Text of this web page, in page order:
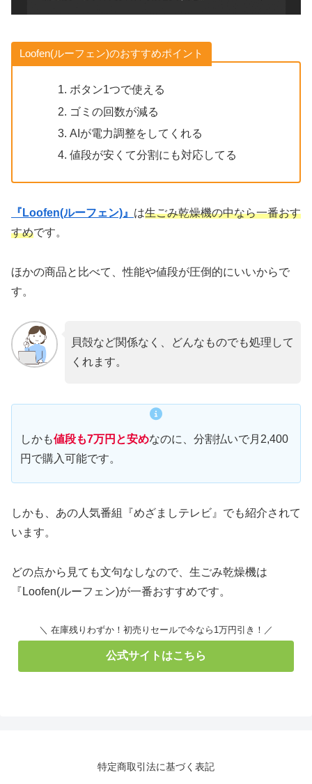
Loofen(ルーフェン)のおすすめポイント
ボタン1つで使える
ゴミの回数が減る
AIが電力調整をしてくれる
値段が安くて分割にも対応してる
『Loofen(ルーフェン)』 は生ごみ乾燥機の中なら一番おす
すめです。
ほかの商品と比べて、性能や値段が圧倒的にいいからで
す。
貝殻など関係なく、どんなものでも処理して
くれます。
しかも値段も7万円と安めなのに、分割払いで月2,400
円で購入可能です。
しかも、あの人気番組『めざましテレビ』でも紹介されて
います。
どの点から見ても文句なしなので、生ごみ乾燥機は
『Loofen(ルーフェン)が一番おすすめです。
＼ 在庫残りわずか！初売りセールで今なら1万円引き！／
公式サイトはこちら
特定商取引法に基づく表記